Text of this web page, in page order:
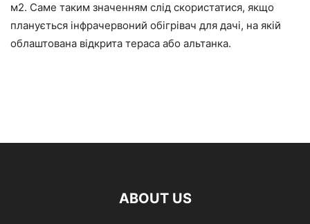
м2. Саме таким значенням слід скористатися, якщо
планується інфрачервоний обігрівач для дачі, на якій
облаштована відкрита тераса або альтанка.
ABOUT US